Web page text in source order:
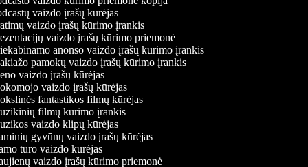
vaizdo įrašų kūrėjas
vaizdo įrašų kūrimo įrankis
vaizdo įrašų kūrimo priemonė
anonso vaizdo įrašų kūrimo įrankis
pamokų vaizdo įrašų kūrimo įrankis
vaizdo įrašų kūrėjas
vaizdo įrašų kūrėjas
fantastikos filmų kūrėjas
filmų kūrimo įrankis
vaizdo klipų kūrėjas
gyvūnų vaizdo įrašų kūrėjas
turo vaizdo kūrėjas
vaizdo įrašų kūrimo priemonė